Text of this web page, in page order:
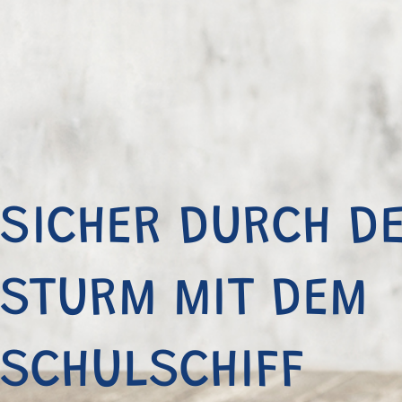
SICHER DURCH
STURM MIT DEM
SCHULSCHIFF